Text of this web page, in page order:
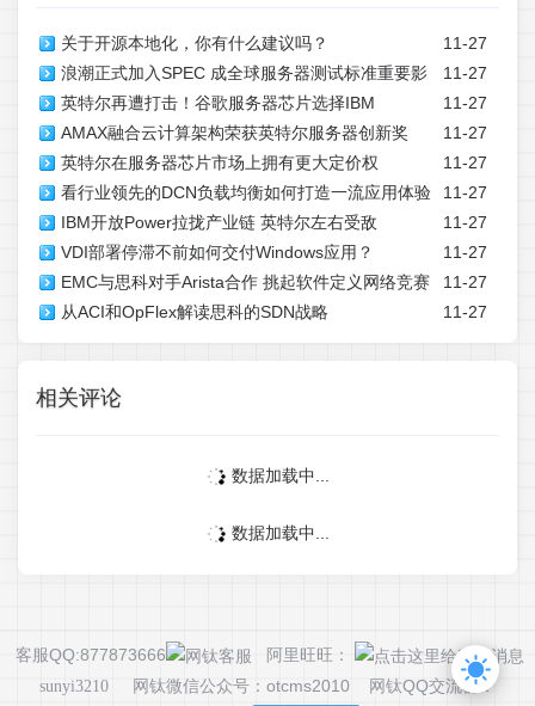
11-27
关于开源本地化，你有什么建议吗？
11-27
浪潮正式加入SPEC 成全球服务器测试标准重要影
响者
11-27
英特尔再遭打击！谷歌服务器芯片选择IBM
11-27
AMAX融合云计算架构荣获英特尔服务器创新奖
11-27
英特尔在服务器芯片市场上拥有更大定价权
11-27
看行业领先的DCN负载均衡如何打造一流应用体验
11-27
IBM开放Power拉拢产业链 英特尔左右受敌
11-27
VDI部署停滞不前如何交付Windows应用？
11-27
EMC与思科对手Arista合作 挑起软件定义网络竞赛
11-27
从ACI和OpFlex解读思科的SDN战略
相关评论
数据加载中...
数据加载中...
客服QQ:877873666
阿里旺旺：
sunyi3210
网钛微信公众号：otcms2010 网钛QQ交流群：